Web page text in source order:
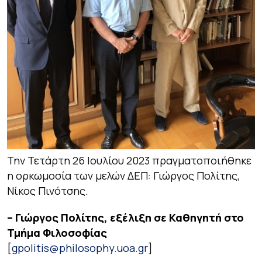
Την Τετάρτη 26 Ιουλίου 2023 πραγματοποιήθηκε
η ορκωμοσία των μελών ΔΕΠ: Γιώργος Πολίτης,
Νίκος Πινότσης.
– Γιώργος Πολίτης, εξέλιξη σε Καθηγητή στο
Τμήμα Φιλοσοφίας
[gpolitis@philosophy.uoa.gr]